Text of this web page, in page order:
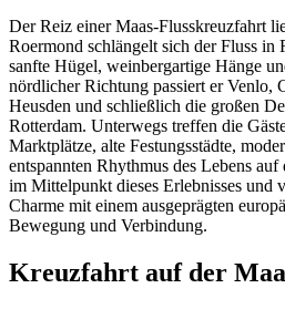
Der Reiz einer Maas-Flusskreuzfahrt
Roermond schlängelt sich der Fluss in
sanfte Hügel, weinbergartige Hänge
nördlicher Richtung passiert er Venlo,
Heusden und schließlich die großen
Rotterdam. Unterwegs treffen die
Marktplätze, alte Festungsstädte,
entspannten Rhythmus des Lebens auf
im Mittelpunkt dieses Erlebnisses und
Charme mit einem ausgeprägten
Bewegung und Verbindung.
Kreuzfahrt auf der